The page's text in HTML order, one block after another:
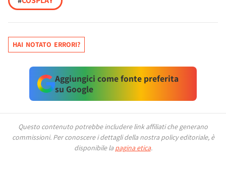
HAI NOTATO ERRORI?
Aggiungici come fonte preferita
su Google
Questo contenuto potrebbe includere link affiliati che generano
commissioni. Per conoscere i dettagli della nostra policy editoriale, è
disponibile la pagina etica.